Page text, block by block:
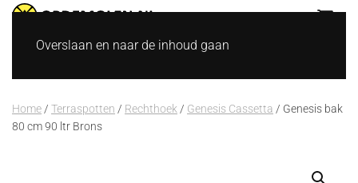
Overslaan en naar de inhoud gaan
Home / Terraspotten / Rechthoek / Genesis Cassetta / Genesis bak
80 cm 90 ltr Brons